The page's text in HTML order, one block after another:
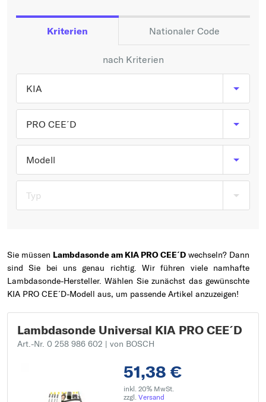
Hersteller wählen
Typ wählen
Kriterien Nationaler Code
nach Kriterien
KIA
PRO CEE´D
Modell
Typ
Sie müssen Lambdasonde am KIA PRO CEE´D wechseln? Dann
sind Sie bei uns genau richtig. Wir führen viele namhafte
Lambdasonde-Hersteller. Wählen Sie zunächst das gewünschte
KIA PRO CEE´D-Modell aus, um passende Artikel anzuzeigen!
Lambdasonde Universal KIA PRO CEE´D
Art.-Nr. 0 258 986 602 | von BOSCH
51,38 €
inkl. 20% MwSt.
zzgl. Versand